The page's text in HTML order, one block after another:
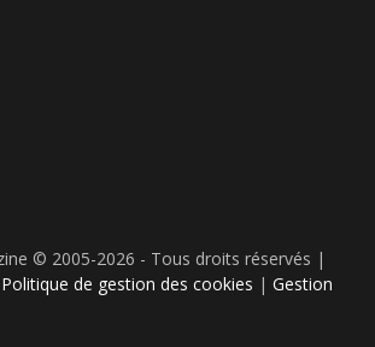
© 2005-2026 - Tous droits réservés |
Politique de gestion des cookies | Gestion